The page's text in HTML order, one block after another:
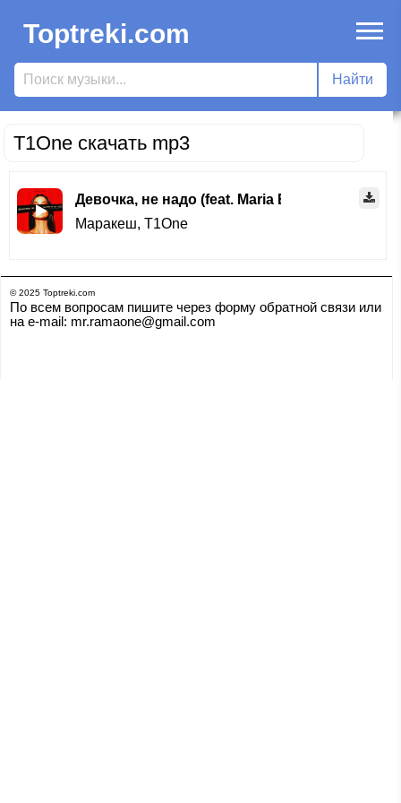
Toptreki.com
T1One скачать mp3
Девочка, не надо (feat. Maria Bergen)
Маракеш, T1One
© 2025 Toptreki.com
По всем вопросам пишите через форму обратной связи или
на e-mail: mr.ramaone@gmail.com